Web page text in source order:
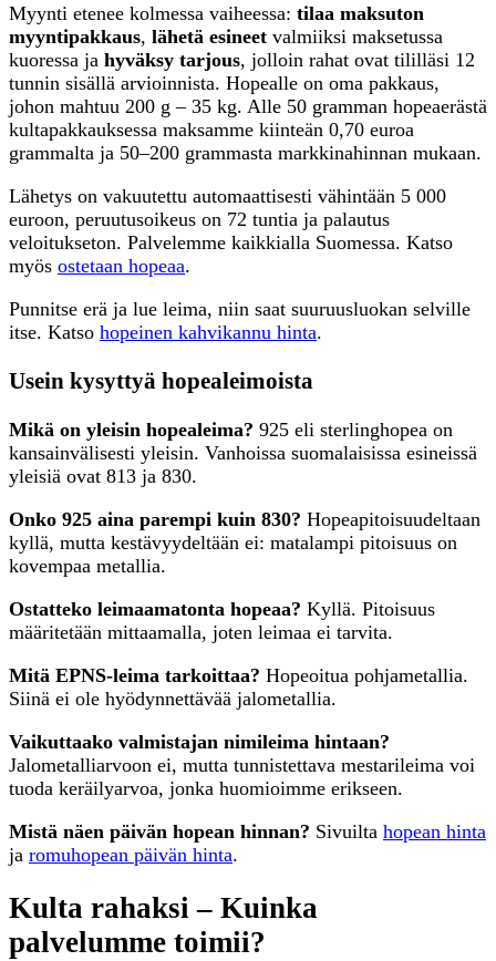
Myynti etenee kolmessa vaiheessa: tilaa maksuton
myyntipakkaus, lähetä esineet valmiiksi maksetussa
kuoressa ja hyväksy tarjous, jolloin rahat ovat tililläsi 12
tunnin sisällä arvioinnista. Hopealle on oma pakkaus,
johon mahtuu 200 g – 35 kg. Alle 50 gramman hopeaerästä
kultapakkauksessa maksamme kiinteän 0,70 euroa
grammalta ja 50–200 grammasta markkinahinnan mukaan.
Lähetys on vakuutettu automaattisesti vähintään 5 000
euroon, peruutusoikeus on 72 tuntia ja palautus
veloitukseton. Palvelemme kaikkialla Suomessa. Katso
myös ostetaan hopeaa.
Punnitse erä ja lue leima, niin saat suuruusluokan selville
itse. Katso hopeinen kahvikannu hinta.
Usein kysyttyä hopealeimoista
Mikä on yleisin hopealeima? 925 eli sterlinghopea on
kansainvälisesti yleisin. Vanhoissa suomalaisissa esineissä
yleisiä ovat 813 ja 830.
Onko 925 aina parempi kuin 830? Hopeapitoisuudeltaan
kyllä, mutta kestävyydeltään ei: matalampi pitoisuus on
kovempaa metallia.
Ostatteko leimaamatonta hopeaa? Kyllä. Pitoisuus
määritetään mittaamalla, joten leimaa ei tarvita.
Mitä EPNS-leima tarkoittaa? Hopeoitua pohjametallia.
Siinä ei ole hyödynnettävää jalometallia.
Vaikuttaako valmistajan nimileima hintaan?
Jalometalliarvoon ei, mutta tunnistettava mestarileima voi
tuoda keräilyarvoa, jonka huomioimme erikseen.
Mistä näen päivän hopean hinnan? Sivuilta hopean hinta
ja romuhopean päivän hinta.
Kulta rahaksi – Kuinka
palvelumme toimii?